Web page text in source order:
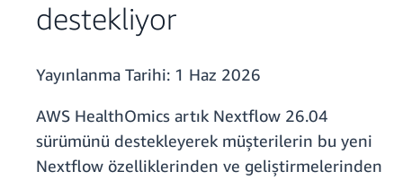
destekliyor
Yayınlanma Tarihi: 1 Haz 2026
AWS HealthOmics artık Nextflow 26.04
sürümünü destekleyerek müşterilerin bu yeni
Nextflow özelliklerinden ve geliştirmelerinden